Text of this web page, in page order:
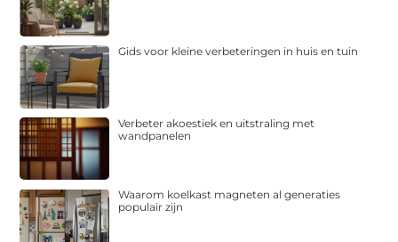
Gids voor kleine verbeteringen in huis en tuin
Verbeter akoestiek en uitstraling met
wandpanelen
Waarom koelkast magneten al generaties
populair zijn